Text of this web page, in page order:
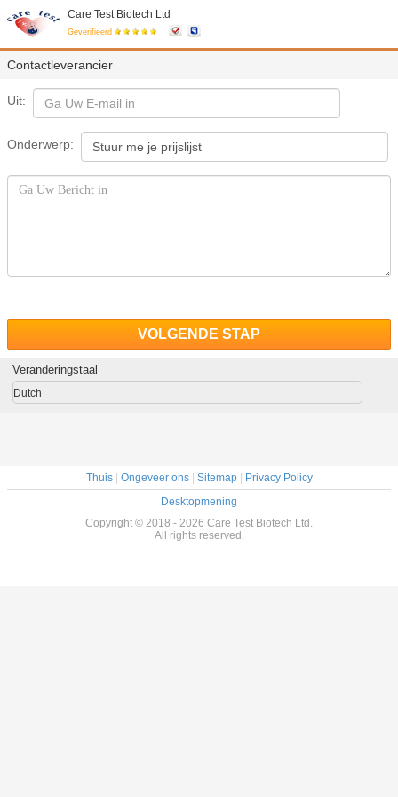
Care Test Biotech Ltd
Geverifieerd
Contactleverancier
Uit:
Onderwerp:
VOLGENDE STAP
Veranderingstaal
Dutch
Thuis| Ongeveer ons| Sitemap|
Privacy Policy
Desktopmening
Copyright © 2018 - 2026 Care Test Biotech Ltd.
All rights reserved.